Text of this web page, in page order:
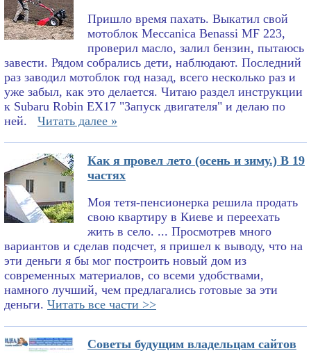
Пришло время пахать. Выкатил свой
мотоблок Meccanica Benassi MF 223,
проверил масло, залил бензин, пытаюсь
завести. Рядом собрались дети, наблюдают. Последний
раз заводил мотоблок год назад, всего несколько раз и
уже забыл, как это делается. Читаю раздел инструкции
к Subaru Robin EX17 "Запуск двигателя" и делаю по
ней.
Читать далее »
Как я провел лето (осень и зиму.) В 19
частях
Моя тетя-пенсионерка решила продать
свою квартиру в Киеве и переехать
жить в село. ... Просмотрев много
вариантов и сделав подсчет, я пришел к выводу, что на
эти деньги я бы мог построить новый дом из
современных материалов, со всеми удобствами,
намного лучший, чем предлагались готовые за эти
деньги. Читать все части >>
Советы будущим владельцам сайтов